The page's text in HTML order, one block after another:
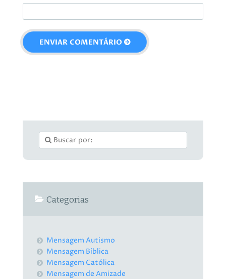
Categorias
Mensagem Autismo
Mensagem Bíblica
Mensagem Católica
Mensagem de Amizade